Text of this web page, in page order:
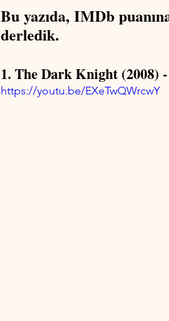
Bu yazıda, IMDb
derledik.
1. The Dark Knight (2008)
https://youtu.be/EXeTwQWrcwY